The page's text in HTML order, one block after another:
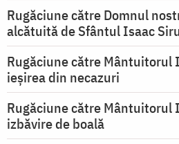
Rugăciune către Domnul
alcătuită de Sfântul Isaac
Rugăciune către Mântuitorul
ieşirea din necazuri
Rugăciune către Mântuitorul
izbăvire de boală